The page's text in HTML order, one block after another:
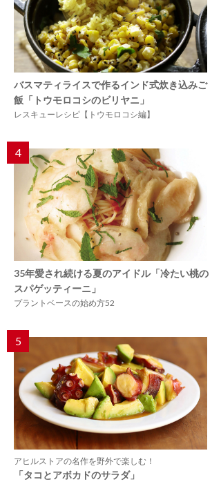
バスマティライスで作るインド式炊き込みご
飯「トウモロコシのビリヤニ」
レスキューレシピ【トウモロコシ編】
4
35年愛され続ける夏のアイドル「冷たい桃の
スパゲッティーニ」
プラントベースの始め方52
5
アヒルストアの名作を野外で楽しむ！
「タコとアボカドのサラダ」